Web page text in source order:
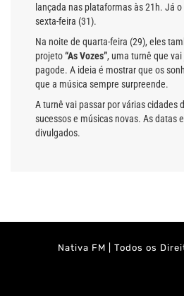
lançada nas plataformas às 21h. Já
sexta-feira (31).
Na noite de quarta-feira (29), eles
projeto“As Vozes”, uma turnê que
pagode. A ideia é mostrar que os
que a música sempre surpreende.
A turnê vai passar por várias cidades
sucessos e músicas novas. As datas
divulgados.
Nativa FM | Todos os